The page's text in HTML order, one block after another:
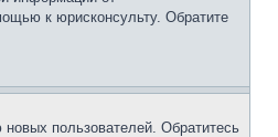
к юрисконсульту. Обратите
пользователей. Обратитесь